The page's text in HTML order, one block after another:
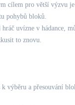
cílem pro větší výzvu
pohybů bloků.
hráč uvízne v hádance,
to znovu.
výběru a přesouvání